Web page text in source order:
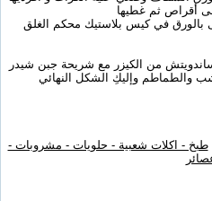
أقراص ثم غطيها
في كيس بلاستيك محكم الغلق
من الكيزر مع شريحة جبن شيدر
والطماطم وإليكِ الشكل النهائي
طبخ - اكلات شعبية - حلويات - مشروبات -